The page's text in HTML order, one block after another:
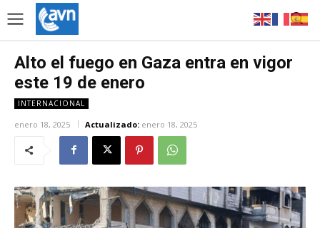
Alto el fuego en Gaza entra en vigor
este 19 de enero
INTERNACIONAL
enero 18, 2025 Actualizado: enero 18, 2025